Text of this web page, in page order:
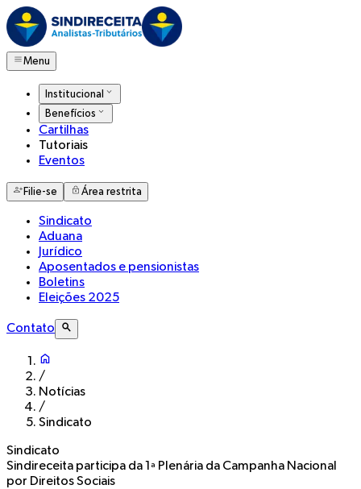
Menu
Institucional
Benefícios
Cartilhas
Tutoriais
Eventos
Filie-se Área restrita
Sindicato
Aduana
Jurídico
Aposentados e pensionistas
Boletins
Eleições 2025
Contato
/
Notícias
/
Sindicato
Sindicato
Sindireceita participa da 1ª Plenária da Campanha Nacional
por Direitos Sociais